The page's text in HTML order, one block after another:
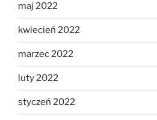
maj 2022
kwiecień 2022
marzec 2022
luty 2022
styczeń 2022